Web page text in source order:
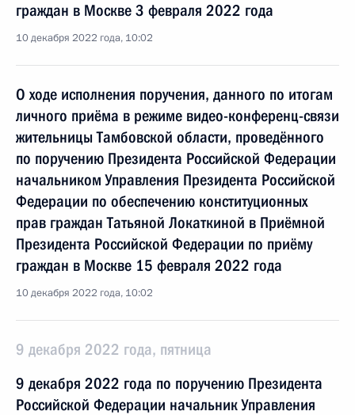
граждан в Москве 3 февраля 2022 года
10 декабря 2022 года, 10:02
О ходе исполнения поручения, данного по итогам
личного приёма в режиме видео-конференц-связи
жительницы Тамбовской области, проведённого
по поручению Президента Российской Федерации
начальником Управления Президента Российской
Федерации по обеспечению конституционных
прав граждан Татьяной Локаткиной в Приёмной
Президента Российской Федерации по приёму
граждан в Москве 15 февраля 2022 года
10 декабря 2022 года, 10:02
9 декабря 2022 года, пятница
9 декабря 2022 года по поручению Президента
Российской Федерации начальник Управления